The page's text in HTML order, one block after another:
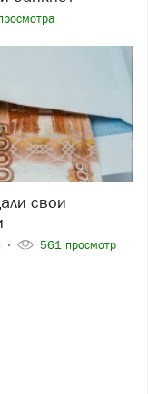
561 просмотр